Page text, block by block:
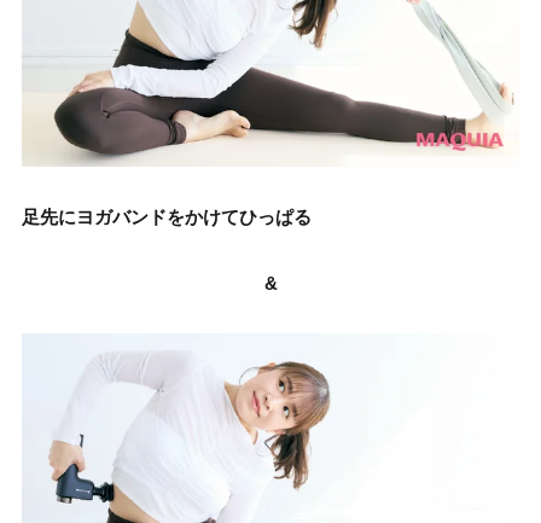
足先にヨガバンドをかけてひっぱる
&